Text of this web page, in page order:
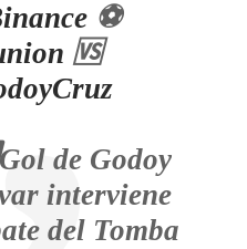
⚽
🆚
de Godoy
interviene
del Tomba